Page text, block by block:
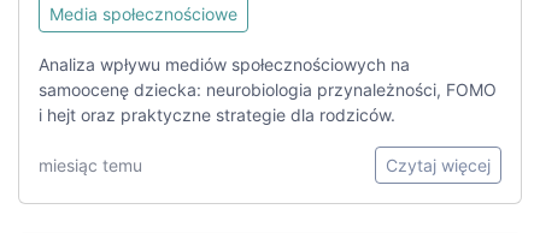
Media społecznościowe
Analiza wpływu mediów społecznościowych na
samoocenę dziecka: neurobiologia przynależności, FOMO
i hejt oraz praktyczne strategie dla rodziców.
miesiąc temu Czytaj więcej